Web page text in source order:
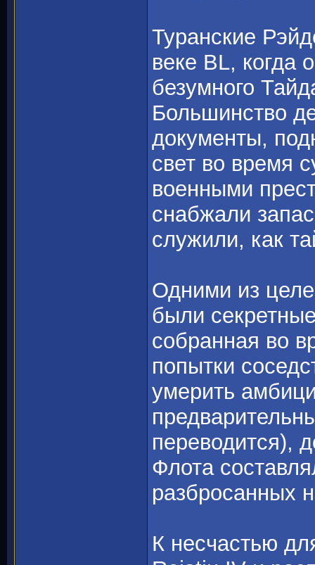
Туранские
веке BL, когда
безумного
Большинство
документы,
свет во время
военными
снабжали
служили, как
Одними из
были
собранная во
попытки
умерить
переводится),
Флота
разбросанных
К несчастью